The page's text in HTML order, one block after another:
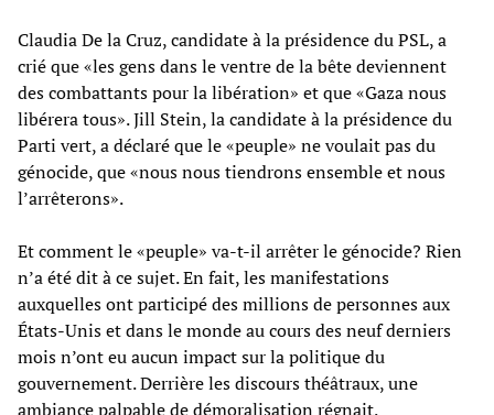
Claudia De la Cruz, candidate à la présidence du PSL, a
crié que «les gens dans le ventre de la bête deviennent
des combattants pour la libération» et que «Gaza nous
libérera tous». Jill Stein, la candidate à la présidence du
Parti vert, a déclaré que le «peuple» ne voulait pas du
génocide, que «nous nous tiendrons ensemble et nous
l’arrêterons».
Et comment le «peuple» va-t-il arrêter le génocide? Rien
n’a été dit à ce sujet. En fait, les manifestations
auxquelles ont participé des millions de personnes aux
États-Unis et dans le monde au cours des neuf derniers
mois n’ont eu aucun impact sur la politique du
gouvernement. Derrière les discours théâtraux, une
ambiance palpable de démoralisation régnait.